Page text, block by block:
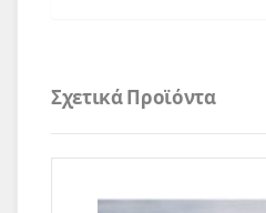
Σχετικά Προϊόντα